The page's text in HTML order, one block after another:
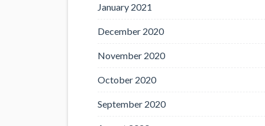
January 2021
December 2020
November 2020
October 2020
September 2020